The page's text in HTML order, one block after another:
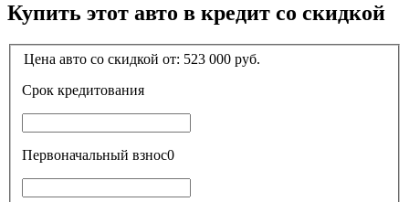
Купить этот авто в кредит со скидкой
Цена авто со скидкой от: 523 000 руб.
Срок кредитования
Первоначальный взнос0